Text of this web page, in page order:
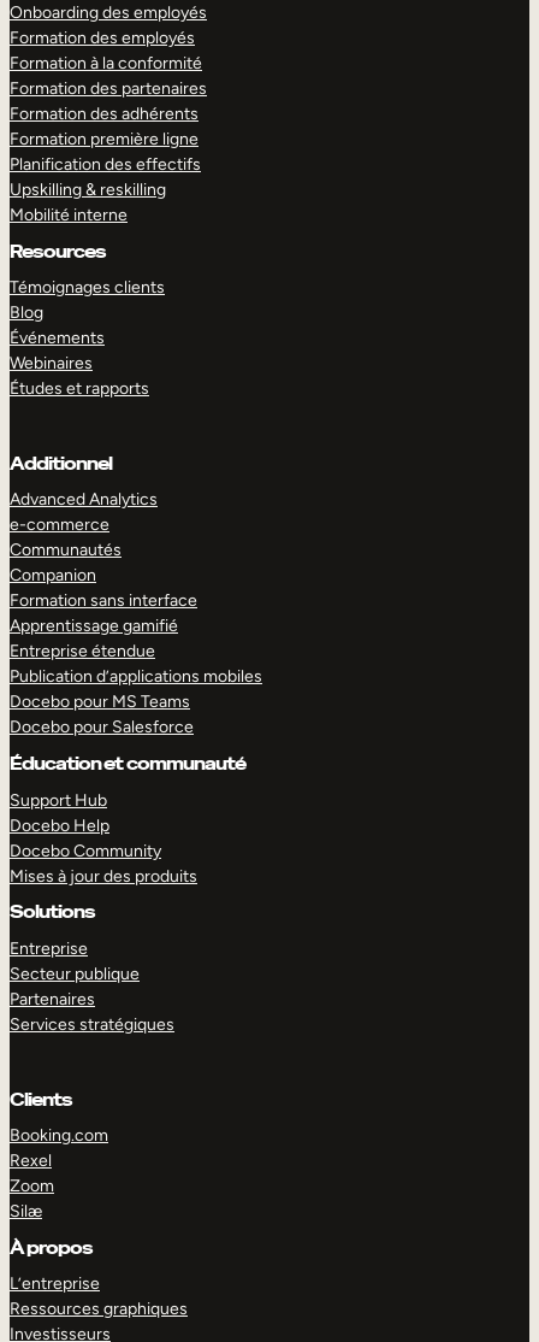
Onboarding des employés
Formation des employés
Formation à la conformité
Formation des partenaires
Formation des adhérents
Formation première ligne
Planification des effectifs
Upskilling & reskilling
Mobilité interne
Resources
Témoignages clients
Blog
Événements
Webinaires
Études et rapports
Additionnel
Advanced Analytics
e-commerce
Communautés
Companion
Formation sans interface
Apprentissage gamifié
Entreprise étendue
Publication d’applications mobiles
Docebo pour MS Teams
Docebo pour Salesforce
Éducation et communauté
Support Hub
Docebo Help
Docebo Community
Mises à jour des produits
Solutions
Entreprise
Secteur publique
Partenaires
Services stratégiques
Clients
Booking.com
Rexel
Zoom
Silæ
À propos
L’entreprise
Ressources graphiques
Investisseurs